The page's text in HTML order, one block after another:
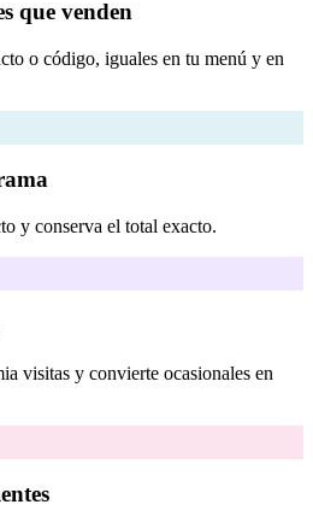
que venden
o código, iguales en tu menú y en
y conserva el total exacto.
visitas y convierte ocasionales en